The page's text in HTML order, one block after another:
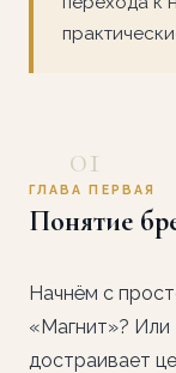
01
ГЛАВА ПЕРВАЯ
Понятие
Начнём с
«Магнит»?
достраивает